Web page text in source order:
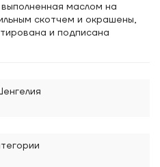
маслом на
и подписана